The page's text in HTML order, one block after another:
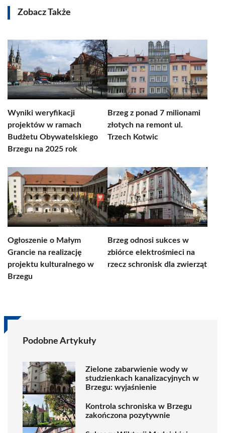
Zobacz Także
Wyniki weryfikacji
projektów w ramach
Budżetu Obywatelskiego
Brzegu na 2025 rok
Brzeg z ponad 7 milionami
złotych na remont ul.
Trzech Kotwic
Ogłoszenie o Małym
Grancie na realizację
projektu kulturalnego w
Brzegu
Brzeg odnosi sukces w
zbiórce elektrośmieci na
rzecz schronisk dla zwierząt
Podobne Artykuły
Zielone zabarwienie wody w
studzienkach kanalizacyjnych w
Brzegu: wyjaśnienie
Kontrola schroniska w Brzegu
zakończona pozytywnie